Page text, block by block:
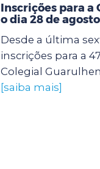
Inscrições para a
o dia 28 de agosto
Desde a última
inscrições para a
Colegial
[saiba mais]